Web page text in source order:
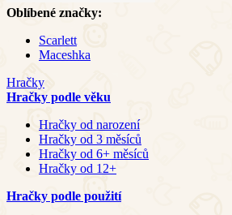
Oblíbené značky:
Scarlett
Maceshka
Hračky
Hračky podle věku
Hračky od narození
Hračky od 3 měsíců
Hračky od 6+ měsíců
Hračky od 12+
Hračky podle použití